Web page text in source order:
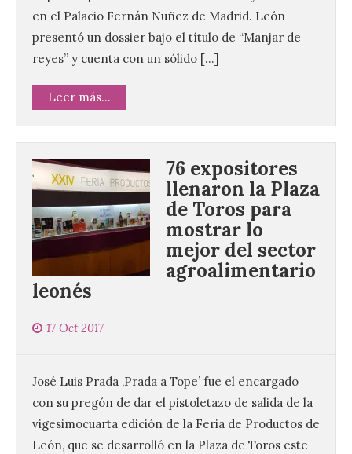
en el Palacio Fernán Nuñez de Madrid. León
presentó un dossier bajo el título de “Manjar de
reyes” y cuenta con un sólido […]
Leer más...
76 expositores
llenaron la Plaza
de Toros para
mostrar lo
mejor del sector
agroalimentario
leonés
17 Oct 2017
José Luis Prada ‚Prada a Tope’ fue el encargado
con su pregón de dar el pistoletazo de salida de la
vigesimocuarta edición de la Feria de Productos de
León, que se desarrolló en la Plaza de Toros este